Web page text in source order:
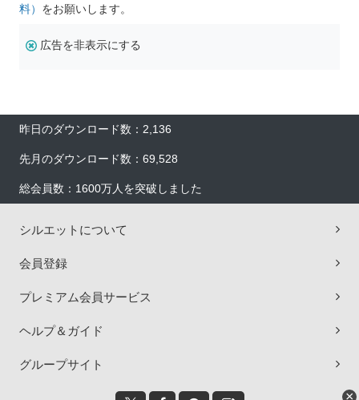
料） をお願いします。
広告を非表示にする
昨日のダウンロード数：2,136
先月のダウンロード数：69,528
総会員数：1600万人を突破しました
シルエットについて
会員登録
プレミアム会員サービス
ヘルプ＆ガイド
グループサイト
×